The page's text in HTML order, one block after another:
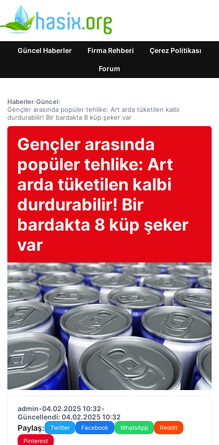
Güncel Haberler Firma Rehberi Çerez Politikası
Forum
Haberler›Güncel›
Gençler arasında popüler tehlike: Art arda tüketilen kalbi
durdurabilir! Bir bardakta 8 küp şeker var
Gençler arasında
popüler tehlike: Art
arda tüketilen kalbi
durdurabilir! Bir
bardakta 8 küp şeker
var
admin•04.02.2025 10:32•
Güncellendi: 04.02.2025 10:32
Paylaş: Twitter Facebook WhatsApp
Reddit
Pinterest